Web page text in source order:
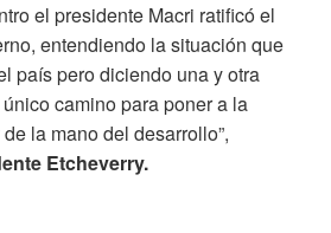
el presidente Macri ratificó el
entendiendo la situación que
país pero diciendo una y otra
camino para poner a la
la mano del desarrollo”,
Etcheverry.